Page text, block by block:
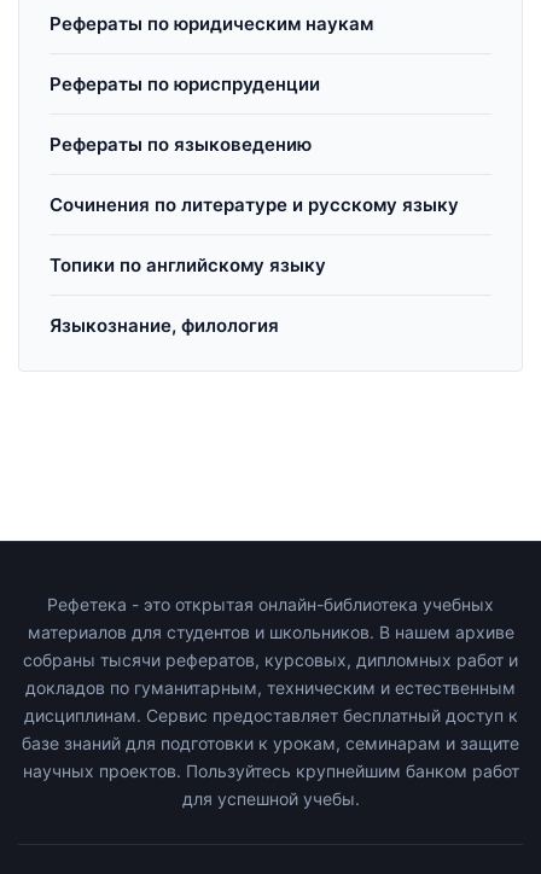
Рефераты по юридическим наукам
Рефераты по юриспруденции
Рефераты по языковедению
Сочинения по литературе и русскому языку
Топики по английскому языку
Языкознание, филология
Рефетека - это открытая онлайн-библиотека учебных
материалов для студентов и школьников. В нашем архиве
собраны тысячи рефератов, курсовых, дипломных работ и
докладов по гуманитарным, техническим и естественным
дисциплинам. Сервис предоставляет бесплатный доступ к
базе знаний для подготовки к урокам, семинарам и защите
научных проектов. Пользуйтесь крупнейшим банком работ
для успешной учебы.